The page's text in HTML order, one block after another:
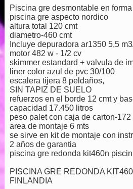
Piscina gre desmontable en
piscina gre aspecto nordico
altura total 120 cmt
diametro-460 cmt
Incluye depuradora ar1350 5,5
motor 482 w - 1/2 cv
skimmer estandard + valvula de
liner color azul de pvc 30/100
escalera tijera 8 peldaños,
SIN TAPIZ DE SUELO
refuerzos en el borde 12 cmt y
capacidad 17.450 litros
peso palet con caja de carton-172
area de montaje 6 mts
se sirve en kit de montaje con
2 años de garantia
piscina gre redonda kit460n
PISCINA GRE REDONDA
FINLANDIA